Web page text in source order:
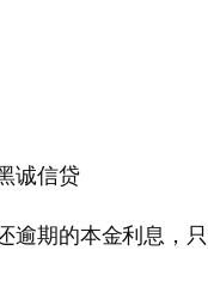
诚信贷
逾期的本金利息，